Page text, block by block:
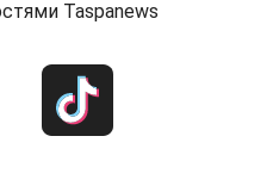
Taspanews